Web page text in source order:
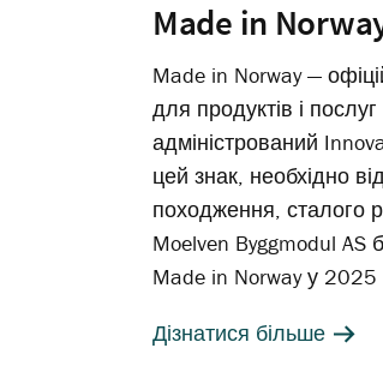
Made in
Made in Norway —
для продуктів і
адміністрований
цей знак, необхідно
походження, сталого
Moelven Byggmodul AS
Made in Norway у 2025
Дізнатися більше